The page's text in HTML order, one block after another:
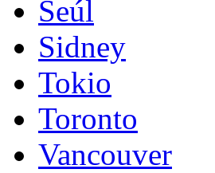
Seúl
Sidney
Tokio
Toronto
Vancouver